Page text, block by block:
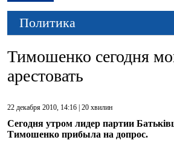
Политика
Тимошенко сегодня
арестовать
22 декабря 2010, 14:16 |20 хвилин
Сегодня утром лидер партии
Тимошенко прибыла на допрос.